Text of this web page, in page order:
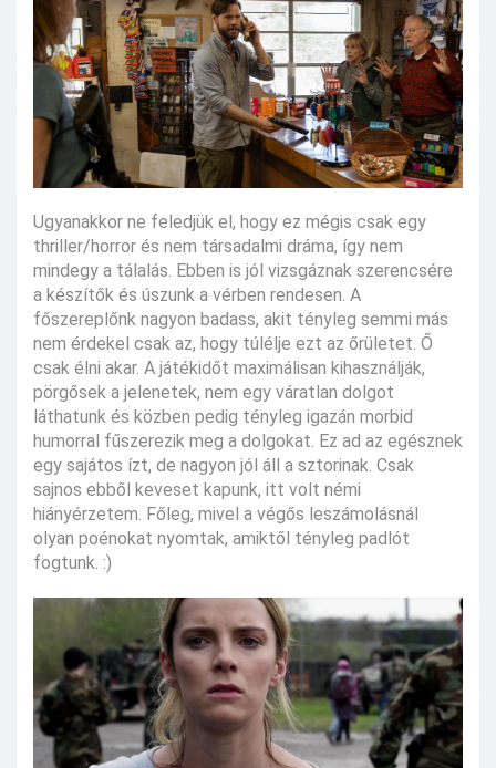
Ugyanakkor ne feledjük el, hogy ez mégis csak egy
thriller/horror és nem társadalmi dráma, így nem
mindegy a tálalás. Ebben is jól vizsgáznak szerencsére
a készítők és úszunk a vérben rendesen. A
főszereplőnk nagyon badass, akit tényleg semmi más
nem érdekel csak az, hogy túlélje ezt az őrületet. Ő
csak élni akar. A játékidőt maximálisan kihasználják,
pörgősek a jelenetek, nem egy váratlan dolgot
láthatunk és közben pedig tényleg igazán morbid
humorral fűszerezik meg a dolgokat. Ez ad az egésznek
egy sajátos ízt, de nagyon jól áll a sztorinak. Csak
sajnos ebből keveset kapunk, itt volt némi
hiányérzetem. Főleg, mivel a végős leszámolásnál
olyan poénokat nyomtak, amiktől tényleg padlót
fogtunk. :)